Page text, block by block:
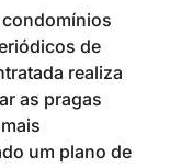
condomínios
de
realiza
as pragas
um plano de